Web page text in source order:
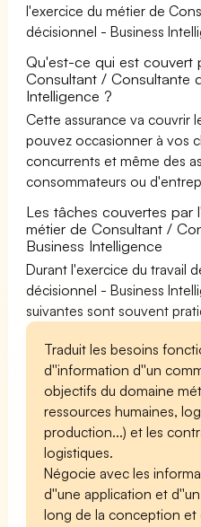
l'exercice du métier de
décisionnel - Business
Qu'est-ce qui est couvert
Consultant / Consultante
Intelligence ?
Cette assurance va couvrir
pouvez occasionner à vos
concurrents et même des
consommateurs ou
Les tâches couvertes par
métier de Consultant /
Business Intelligence
Durant l'exercice du travail
décisionnel - Business
suivantes sont souvent
Traduit les besoins
d''information d''un
objectifs du domaine
ressources humaines,
production...) et les
logistiques.
Négocie avec les
d''une application et
long de la conception et